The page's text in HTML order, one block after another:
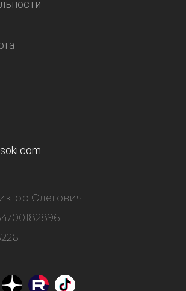
Олегович